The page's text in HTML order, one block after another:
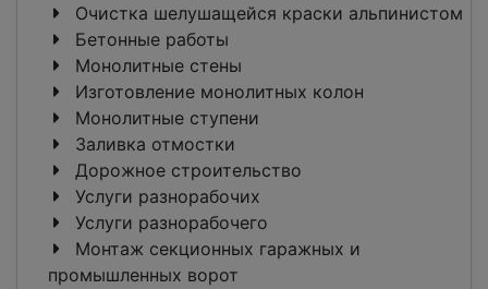
Очистка шелушащейся краски альпинистом
Бетонные работы
Монолитные стены
Изготовление монолитных колон
Монолитные ступени
Заливка отмостки
Дорожное строительство
Услуги разнорабочих
Услуги разнорабочего
Монтаж секционных гаражных и
промышленных ворот